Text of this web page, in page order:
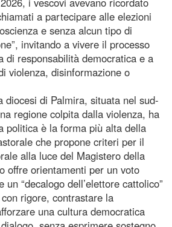
a partecipare alle elezioni
e senza alcun tipo di
invitando a vivere il processo
di responsabilità democratica e a
violenza, disinformazione o
diocesi di Palmira, situata nel sud-
regione colpita dalla violenza, ha
politica è la forma più alta della
che propone criteri per il
alla luce del Magistero della
offre orientamenti per un voto
un “decalogo dell’elettore cattolico”
rigore, contrastare la
una cultura democratica